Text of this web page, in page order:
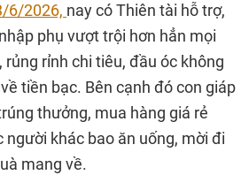
6/2026, nay có Thiên tài hỗ trợ,
phụ vượt trội hơn hẳn mọi
rủng rỉnh chi tiêu, đầu óc không
tiền bạc. Bên cạnh đó con giáp
thưởng, mua hàng giá rẻ
khác bao ăn uống, mời đi
mang về.